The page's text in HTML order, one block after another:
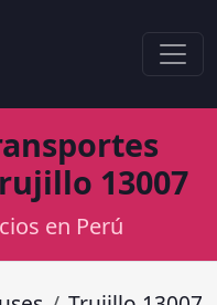
13007
en Perú